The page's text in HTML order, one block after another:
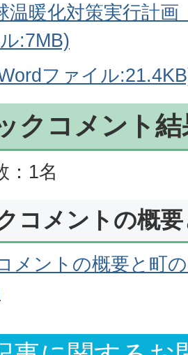
温暖化対策実行計画
:7MB)
ファイル
クコメント
：1名
コメントの概
メントの概要と町